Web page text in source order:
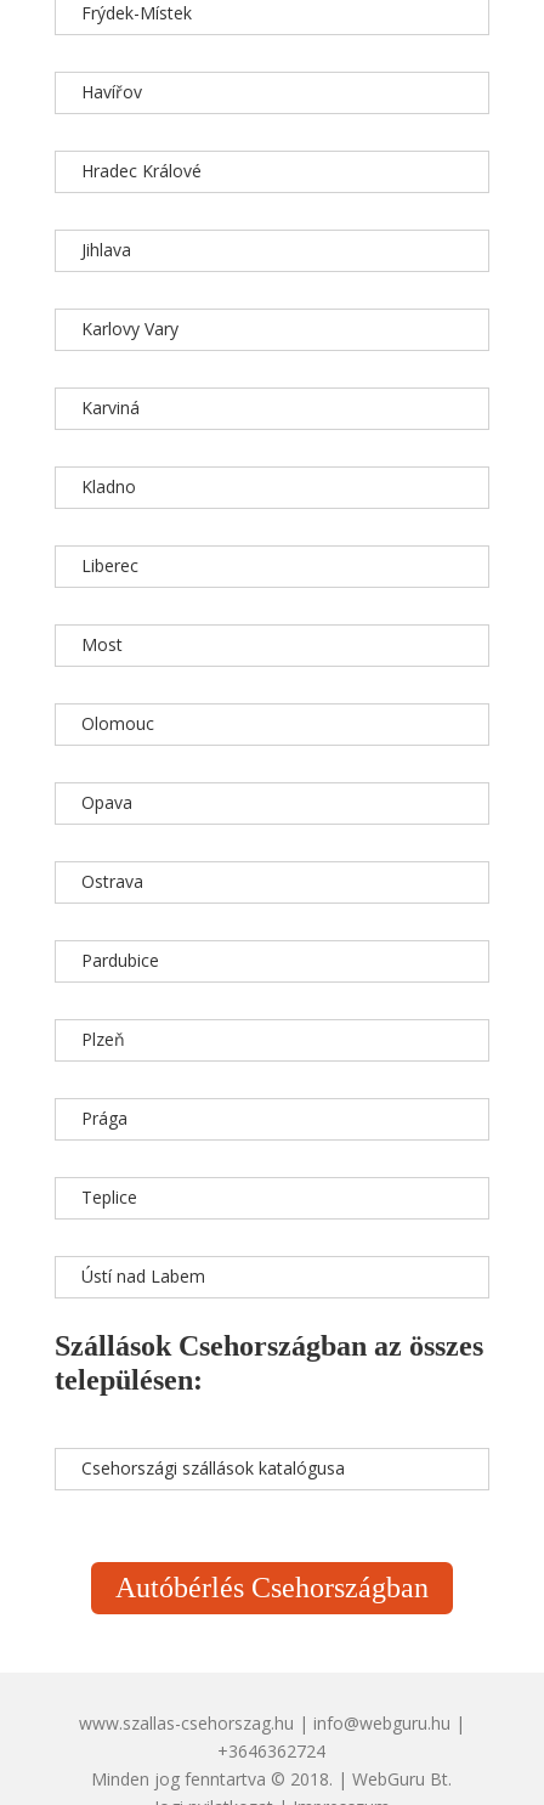
Frýdek-Místek
Havířov
Hradec Králové
Jihlava
Karlovy Vary
Karviná
Kladno
Liberec
Most
Olomouc
Opava
Ostrava
Pardubice
Plzeň
Prága
Teplice
Ústí nad Labem
Szállások Csehországban az összes
településen:
Csehországi szállások katalógusa
Autóbérlés Csehországban
www.szallas-csehorszag.hu | info@webguru.hu |
+3646362724
Minden jog fenntartva © 2018. | WebGuru Bt.